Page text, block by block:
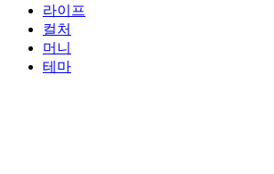
라이프
컬처
머니
테마